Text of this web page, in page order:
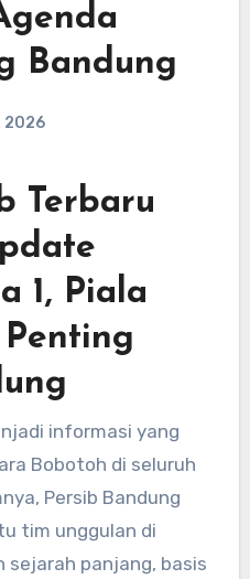
Bandung
2026
Terbaru
1, Piala
Bobotoh di seluruh
Persib Bandung
tim unggulan di
sejarah panjang, basis